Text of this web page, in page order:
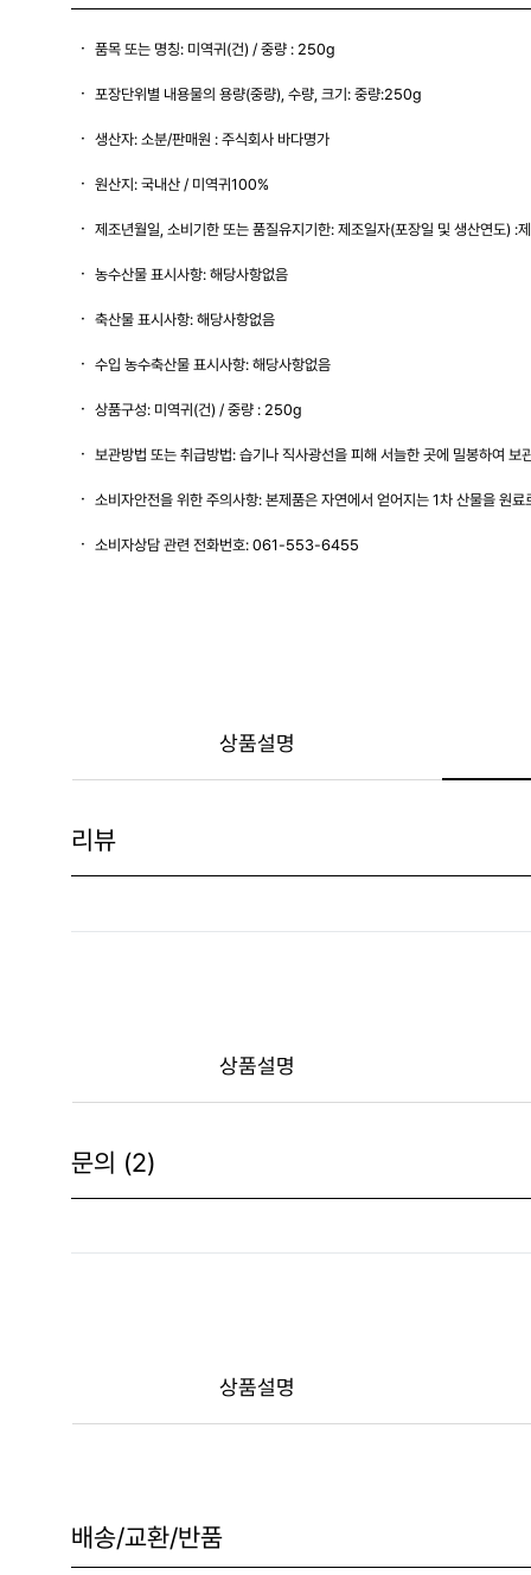
품목 또는 명칭: 미역귀(건) / 중량 : 250g
포장단위별 내용물의 용량(중량), 수량, 크기: 중량:250g
생산자: 소분/판매원 : 주식회사 바다명가
원산지: 국내산 / 미역귀100%
제조년월일, 소비기한 또는 품질유지기한: 제조일자(포장일 및 생산연도)
농수산물 표시사항: 해당사항없음
축산물 표시사항: 해당사항없음
수입 농수축산물 표시사항: 해당사항없음
상품구성: 미역귀(건) / 중량 : 250g
보관방법 또는 취급방법: 습기나 직사광선을 피해 서늘한 곳에 밀봉하여 보
소비자안전을 위한 주의사항: 본제품은 자연에서 얻어지는 1차 산물을 원
소비자상담 관련 전화번호: 061-553-6455
상품설명
리뷰
상품설명
문의 (2)
상품설명
배송/교환/반품